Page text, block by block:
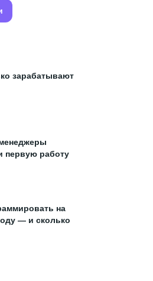
зарабатывают
первую работу
на
— и сколько